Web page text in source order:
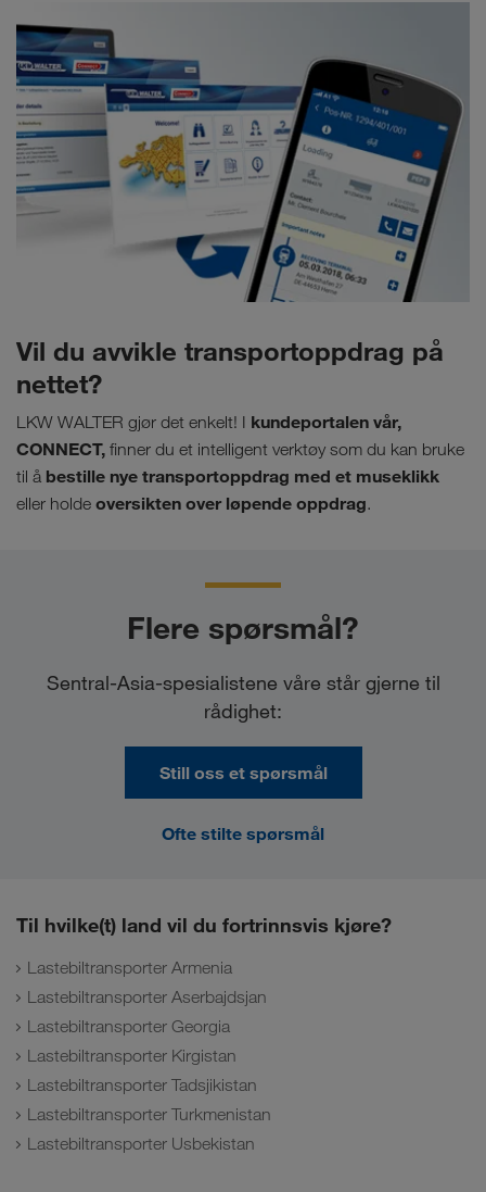
Vil du avvikle transportoppdrag på
nettet?
LKW WALTER gjør det enkelt! I kundeportalen vår,
CONNECT, finner du et intelligent verktøy som du kan bruke
til å bestille nye transportoppdrag med et museklikk
eller holde oversikten over løpende oppdrag.
Flere spørsmål?
Sentral-Asia-spesialistene våre står gjerne til
rådighet:
Still oss et spørsmål
Ofte stilte spørsmål
Til hvilke(t) land vil du fortrinnsvis kjøre?
Lastebiltransporter Armenia
Lastebiltransporter Aserbajdsjan
Lastebiltransporter Georgia
Lastebiltransporter Kirgistan
Lastebiltransporter Tadsjikistan
Lastebiltransporter Turkmenistan
Lastebiltransporter Usbekistan